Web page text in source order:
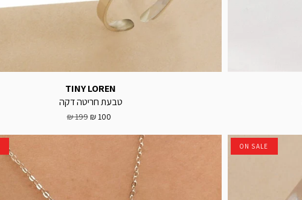
TINY LOREN
טבעת חריטה דקה
100 ₪
199 ₪
ON SALE